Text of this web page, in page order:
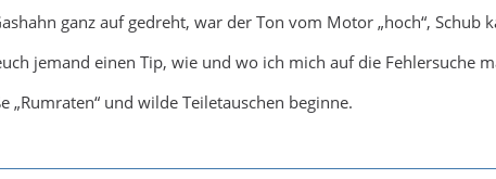
ganz auf gedreht, war der Ton vom Motor „hoch“, Schub
jemand einen Tip, wie und wo ich mich auf die Fehlersuche
„Rumraten“ und wilde Teiletauschen beginne.